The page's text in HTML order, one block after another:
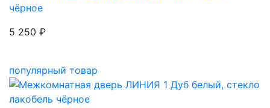
чёрное
5 250 ₽
популярный товар